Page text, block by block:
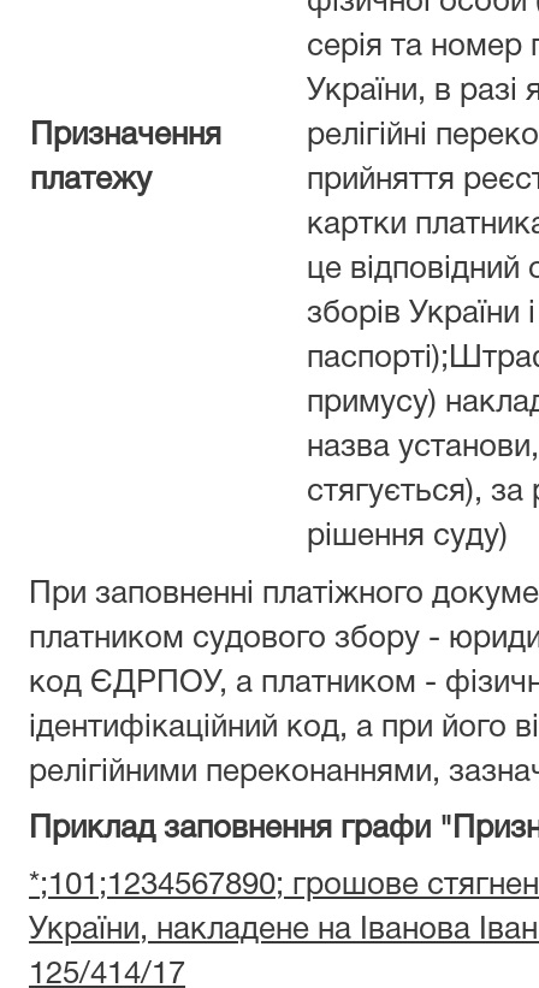
Призначення
платежу
серія та номер
України, в разі
релігійні
прийняття
картки
це відповідний
зборів України
примусу)
назва установи,
стягується),
рішення суду)
При заповненні платіжного
платником судового збору -
код ЄДРПОУ, а платником -
ідентифікаційний код, а при його
релігійними переконаннями,
Приклад заповнення графи
*;101;1234567890; грошове
України, накладене на Іванова
125/414/17